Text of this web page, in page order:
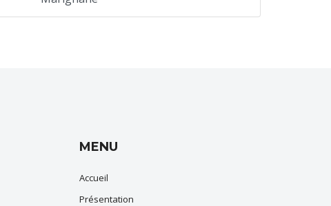
MENU
Accueil
Présentation